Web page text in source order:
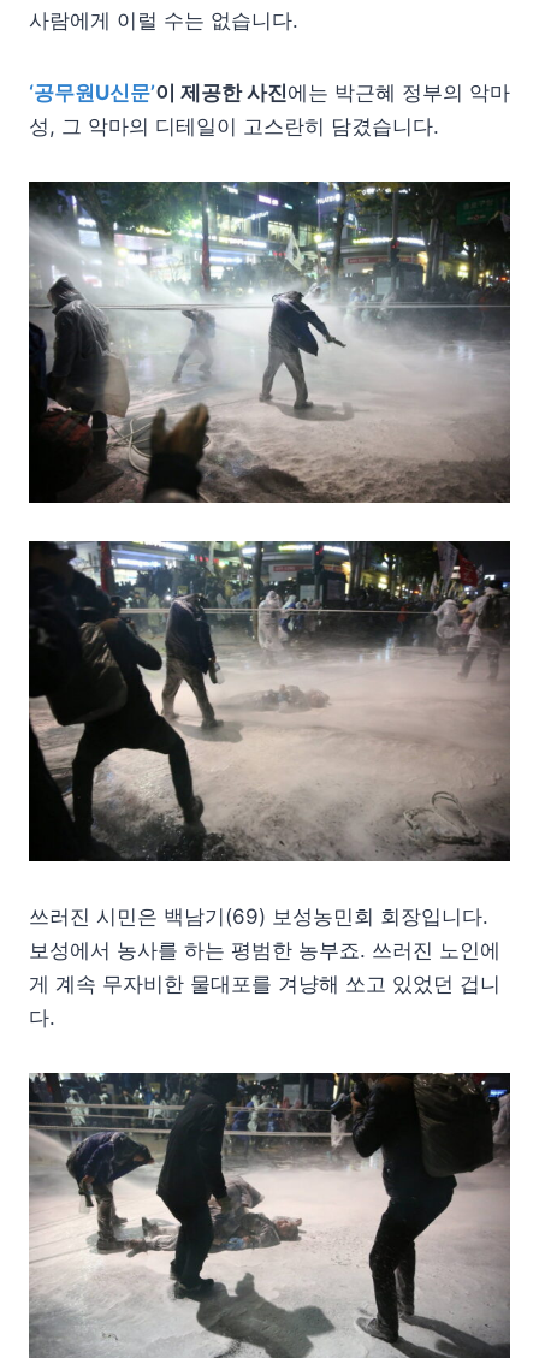
사람에게 이럴 수는 없습니다.
‘공무원U신문’이 제공한 사진에는 박근혜 정부의 악마
성, 그 악마의 디테일이 고스란히 담겼습니다.
쓰러진 시민은 백남기(69) 보성농민회 회장입니다.
보성에서 농사를 하는 평범한 농부죠. 쓰러진 노인에
게 계속 무자비한 물대포를 겨냥해 쏘고 있었던 겁니
다.